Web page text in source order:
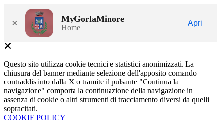
× MyGorlaMinore
Home
Apri
Questo sito utilizza cookie tecnici e statistici anonimizzati. La
chiusura del banner mediante selezione dell'apposito comando
contraddistinto dalla X o tramite il pulsante "Continua la
navigazione" comporta la continuazione della navigazione in
assenza di cookie o altri strumenti di tracciamento diversi da quelli
sopracitati.
COOKIE POLICY